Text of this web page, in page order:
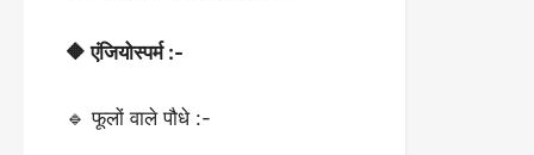
🔶 एंजियोस्पर्म :-
🔹 फूलों वाले पौधे :-